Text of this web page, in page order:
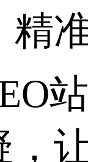
精
，